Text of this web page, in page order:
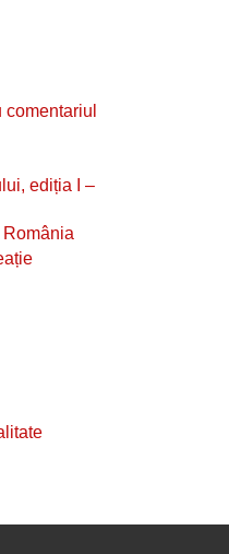
ediția I –